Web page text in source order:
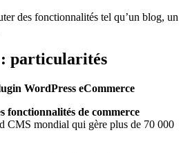
des fonctionnalités tel qu’un blog, un
particularités
WordPress eCommerce
fonctionnalités de commerce
CMS mondial qui gère plus de 70 000